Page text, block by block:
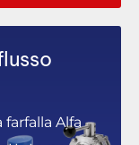
Alfa